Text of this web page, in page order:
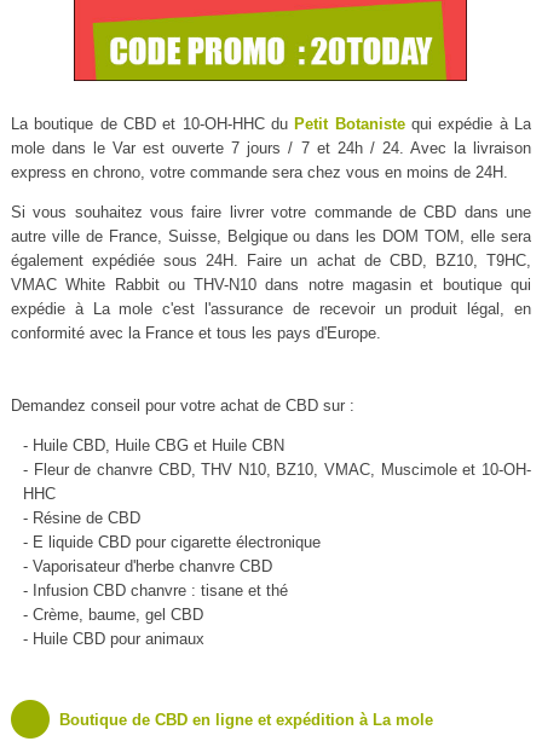
La boutique de CBD et 10-OH-HHC du Petit Botanistequi expédie à La
mole dans le Var est ouverte 7 jours / 7 et 24h / 24. Avec la livraison
express en chrono, votre commande sera chez vous en moins de 24H.
Si vous souhaitez vous faire livrer votre commande de CBD dans une
autre ville de France, Suisse, Belgique ou dans les DOM TOM, elle sera
également expédiée sous 24H. Faire un achat de CBD, BZ10, T9HC,
VMAC White Rabbit ou THV-N10 dans notre magasin et boutique qui
expédie à La mole c'est l'assurance de recevoir un produit légal, en
conformité avec la France et tous les pays d'Europe.
Demandez conseil pour votre achat de CBD sur :
- Huile CBD, Huile CBG et Huile CBN
- Fleur de chanvre CBD, THV N10, BZ10, VMAC, Muscimole et 10-OH-
HHC
- Résine de CBD
- E liquide CBD pour cigarette électronique
- Vaporisateur d'herbe chanvre CBD
- Infusion CBD chanvre : tisane et thé
- Crème, baume, gel CBD
- Huile CBD pour animaux
Boutique de CBD en ligne et expédition à La mole